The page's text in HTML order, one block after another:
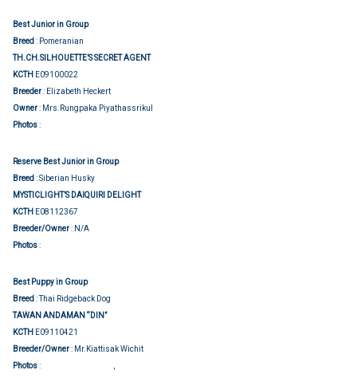
Best Junior in Group
Breed : Pomeranian
TH.CH.SILHOUETTE’S SECRET AGENT
KCTH E09100022
Breeder: Elizabeth Heckert
Owner: Mrs.Rungpaka Piyathassrikul
Photos:
Reserve Best Junior in Group
Breed : Siberian Husky
MYSTICLIGHT’S DAIQUIRI DELIGHT
KCTH E08112367
Breeder/Owner: N/A
Photos:
Best Puppy in Group
Breed : Thai Ridgeback Dog
TAWAN ANDAMAN “DIN”
KCTH E09110421
Breeder/Owner: Mr.Kiattisak Wichit
Photos: